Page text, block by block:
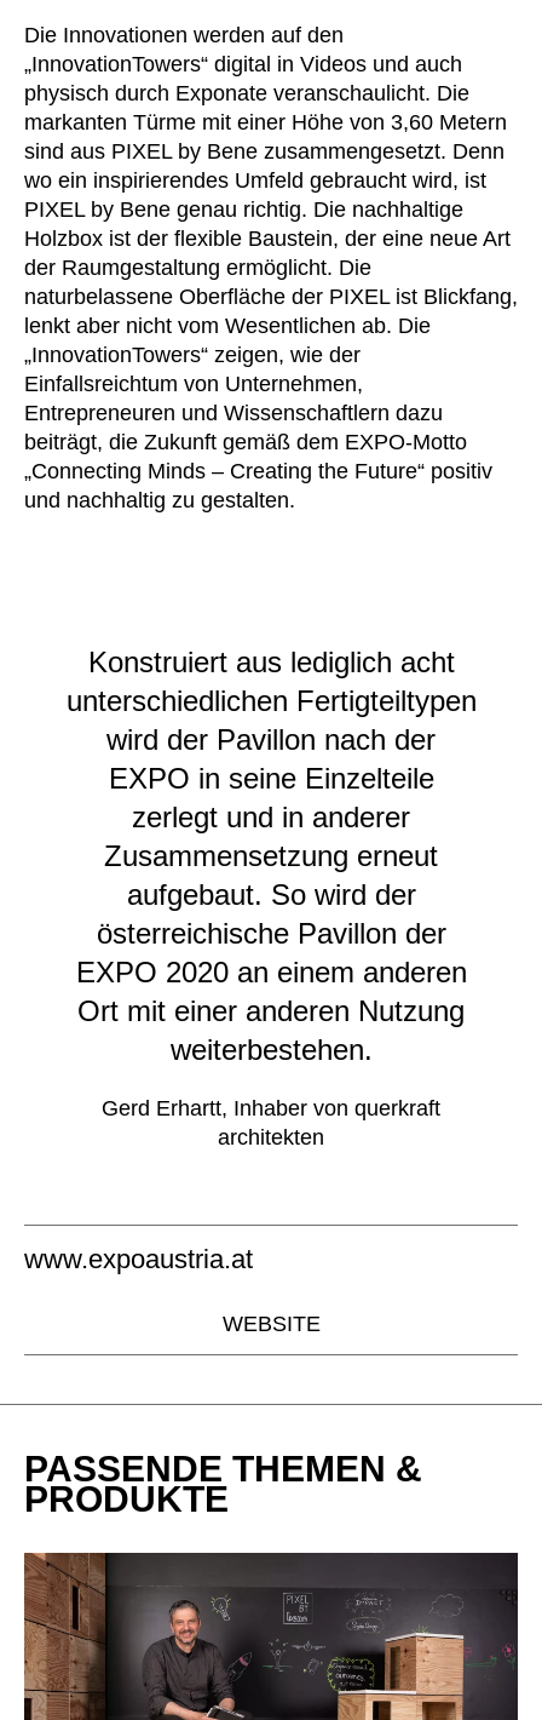
Die Innovationen werden auf den
„InnovationTowers“ digital in Videos und auch
physisch durch Exponate veranschaulicht. Die
markanten Türme mit einer Höhe von 3,60 Metern
sind aus PIXEL by Bene zusammengesetzt. Denn
wo ein inspirierendes Umfeld gebraucht wird, ist
PIXEL by Bene genau richtig. Die nachhaltige
Holzbox ist der flexible Baustein, der eine neue Art
der Raumgestaltung ermöglicht. Die
naturbelassene Oberfläche der PIXEL ist Blickfang,
lenkt aber nicht vom Wesentlichen ab. Die
„InnovationTowers“ zeigen, wie der
Einfallsreichtum von Unternehmen,
Entrepreneuren und Wissenschaftlern dazu
beiträgt, die Zukunft gemäß dem EXPO-Motto
„Connecting Minds ‒ Creating the Future“ positiv
und nachhaltig zu gestalten.
Konstruiert aus lediglich acht
unterschiedlichen Fertigteiltypen
wird der Pavillon nach der
EXPO in seine Einzelteile
zerlegt und in anderer
Zusammensetzung erneut
aufgebaut. So wird der
österreichische Pavillon der
EXPO 2020 an einem anderen
Ort mit einer anderen Nutzung
weiterbestehen.
Gerd Erhartt, Inhaber von querkraft
architekten
www.expoaustria.at
WEBSITE
PASSENDE THEMEN &
PRODUKTE